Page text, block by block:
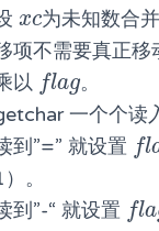
xc
xc为未知数合
项不需要真正
以 flag
fag 。
一个个读
到”=” 就设置 fl
fa
。
到”-“ 就设置 fla
fa